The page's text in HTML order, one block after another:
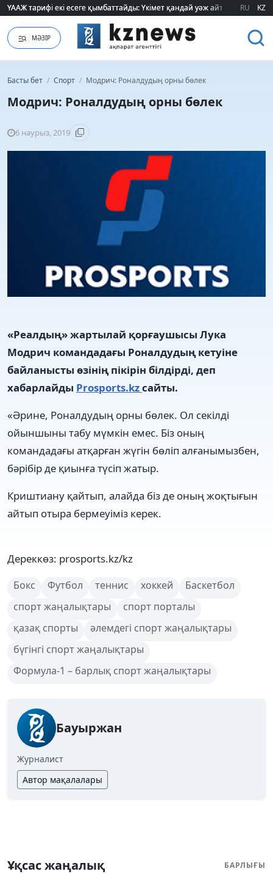
ҮААЖ тарифі екі есеге қымбаттайды: Үкімет қандай уәж айтады?
ҮААЖ тарифі екі есеге қымбаттайды: Үкімет қандай уәж айтады? RU KZ
МӘЗІР
Басты бет / Спорт / Модрич: Роналдудың орны бөлек
Модрич: Роналдудың орны бөлек
6 наурыз, 2019
«Реалдың» жартылай қорғаушысы Лука
Модрич командадағы Роналдудың кетуіне
байланысты өзінің пікірін білдірді, деп
хабарлайды Prosports.kzсайты.
«Әрине, Роналдудың орны бөлек. Ол секілді
ойыншыны табу мүмкін емес. Біз оның
командадағы атқарған жүгін бөліп алғанымызбен,
бәрібір де қиынға түсіп жатыр.
Криштиану қайтып, алайда біз де оның жоқтығын
айтып отыра бермеуіміз керек.
Дереккөз: prosports.kz/kz
Бокс Футбол теннис хоккей
Баскетбол
спорт жаңалықтары
спорт порталы
қазақ спорты
әлемдегі спорт жаңалықтары
бүгінгі спорт жаңалықтары
Формула-1 – барлық спорт жаңалықтары
Бауыржан
Журналист
Автор мақалалары
Ұқсас жаңалық БАРЛЫҒЫ